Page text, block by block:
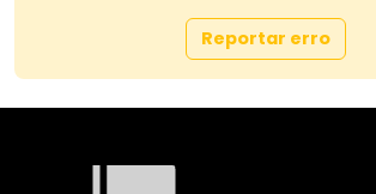
Reportar erro